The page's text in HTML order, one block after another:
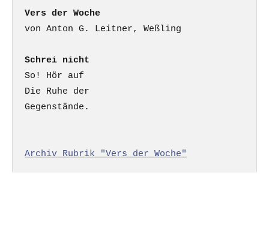
Vers der Woche
Schrei nicht
So! Hör auf
Die Ruhe der
Gegenstände.
Archiv Rubrik "Vers der Woche"